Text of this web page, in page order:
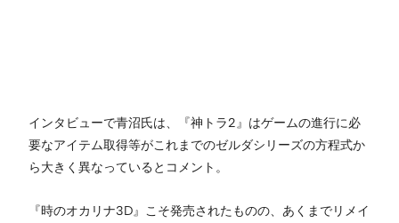
インタビューで青沼氏は、『神トラ2』はゲームの進行に必
要なアイテム取得等がこれまでのゼルダシリーズの方程式か
ら大きく異なっているとコメント。
『時のオカリナ3D』こそ発売されたものの、あくまでリメイ